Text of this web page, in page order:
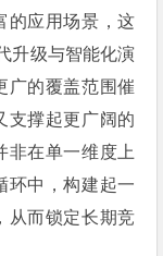
的应用场景，这
升级与智能化演
广的覆盖范围催
支撑起更广阔的
非在单一维度上
环中，构建起一
从而锁定长期竞